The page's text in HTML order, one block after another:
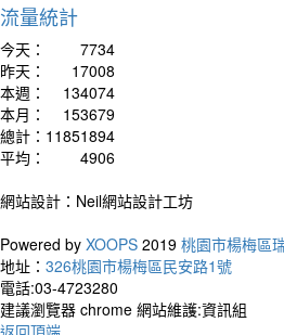
流量統計
今天：
7734
昨天：
17008
本週：
134074
本月：
153679
總計： 11851894
平均：
4906
網站設計：Neil網站設計工坊
Powered by XOOPS 2019 桃園市楊梅區
地址： 326桃園市楊梅區民安路1號
電話:03-4723280
建議瀏覽器 chrome 網站維護:資訊組
返回頂端